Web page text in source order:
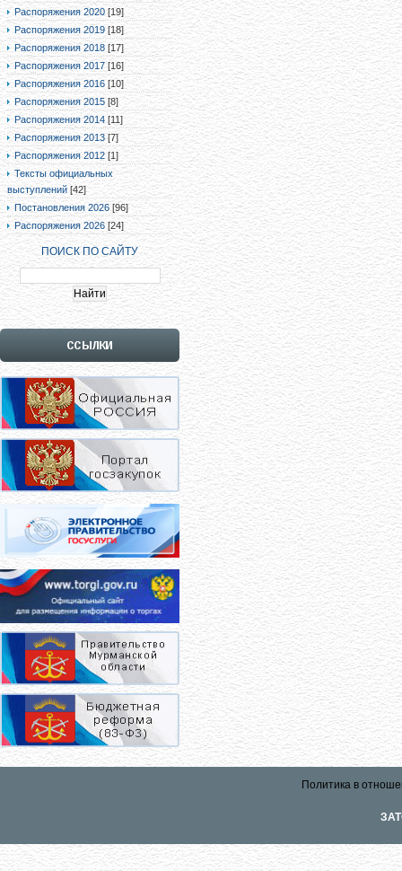
Распоряжения 2020 [19]
Распоряжения 2019 [18]
Распоряжения 2018 [17]
Распоряжения 2017 [16]
Распоряжения 2016 [10]
Распоряжения 2015 [8]
Распоряжения 2014 [11]
Распоряжения 2013 [7]
Распоряжения 2012 [1]
Тексты официальных
выступлений [42]
Постановления 2026 [96]
Распоряжения 2026 [24]
ПОИСК ПО САЙТУ
Политика в